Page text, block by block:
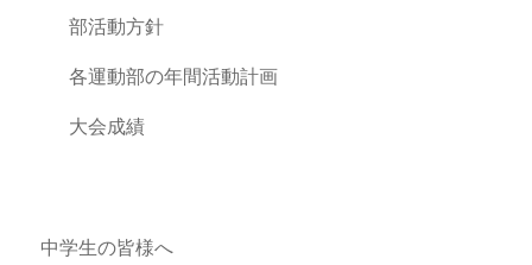
部活動方針
各運動部の年間活動計画
大会成績
中学生の皆様へ